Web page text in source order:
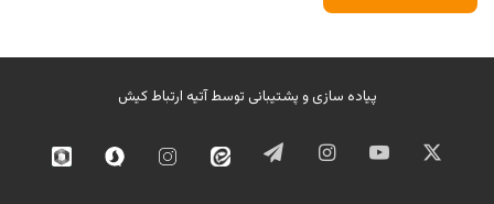
پیاده سازی و پشتیبانی توسطآتیه ارتباط کیش
ایکس یوتیوب اینستاگرامتلگرام ایتا
اینستاگرامسروش